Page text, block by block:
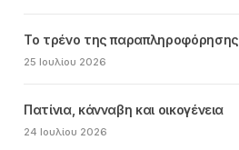
Το τρένο της παραπληροφόρησης
25 Ιουλίου 2026
Πατίνια, κάνναβη και οικογένεια
24 Ιουλίου 2026